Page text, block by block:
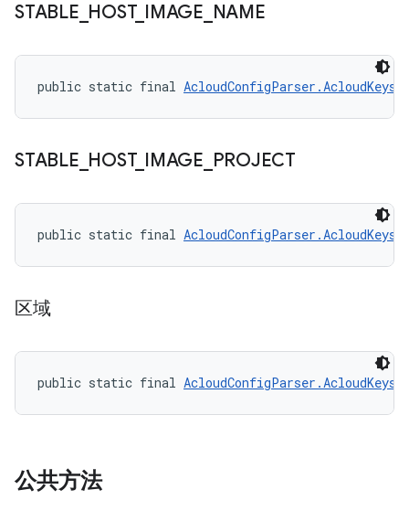
STABLE HOST_ IMAGE NAME
public static final AcloudConfigParser.AcloudKeys
STABLE HOST_ IMAGE PROJECT
public static final AcloudConfigParser.AcloudKeys
区域
public static final AcloudConfigParser.AcloudKeys
公共方法